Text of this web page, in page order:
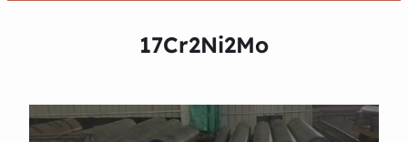
17Cr2Ni2Mo